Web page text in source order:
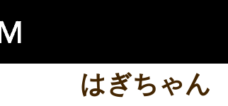
はぎちゃん